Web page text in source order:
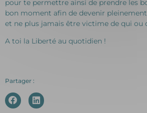
pour te permettre ainsi de prendre les
bon moment afin de devenir
et ne plus jamais être victime de qui ou
A toi la Liberté au quotidien !
Partager :